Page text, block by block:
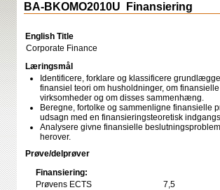
BA-BKOMO2010U Finansiering
English Title
Corporate Finance
Læringsmål
Identificere, forklare og klassificere
finansiel teori om husholdninger, om
virksomheder og om disses sammenhæng.
Beregne, fortolke og sammenligne finansielle
udsagn med en finansieringsteoretisk
Analysere givne finansielle
herover.
Prøve/delprøver
Finansiering:
Prøvens ECTS
7,5